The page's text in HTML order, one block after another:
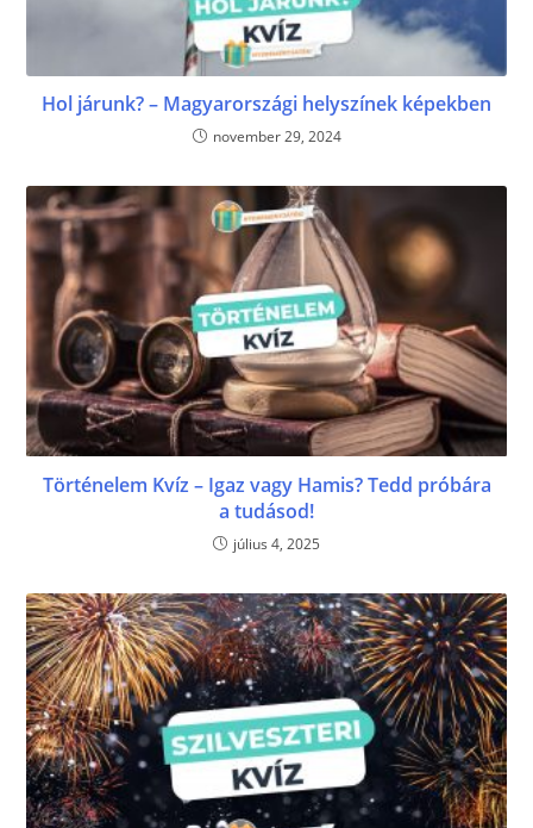
Hol járunk? – Magyarországi helyszínek képekben
november 29, 2024
Történelem Kvíz – Igaz vagy Hamis? Tedd próbára
a tudásod!
július 4, 2025